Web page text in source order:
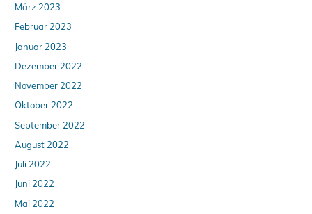
März 2023
Februar 2023
Januar 2023
Dezember 2022
November 2022
Oktober 2022
September 2022
August 2022
Juli 2022
Juni 2022
Mai 2022